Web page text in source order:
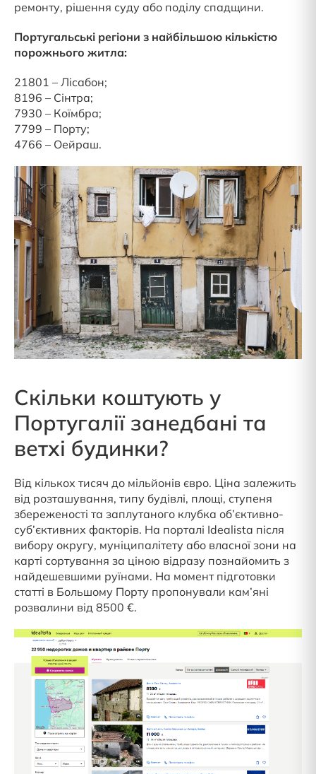
ремонту, рішення суду або поділу спадщини.
Португальські регіони з найбільшою кількістю
порожнього житла:
21801 – Лісабон;
8196 – Сінтра;
7930 – Коїмбра;
7799 – Порту;
4766 – Оейраш.
Скільки коштують у
Португалії занедбані та
ветхі будинки?
Від кількох тисяч до мільйонів євро. Ціна залежить
від розташування, типу будівлі, площі, ступеня
збереженості та заплутаного клубка об’єктивно-
суб’єктивних факторів. На порталі Idealista після
вибору округу, муніципалітету або власної зони на
карті сортування за ціною відразу познайомить з
найдешевшими руїнами. На момент підготовки
статті в Большому Порту пропонували кам’яні
розвалини від 8500 €.